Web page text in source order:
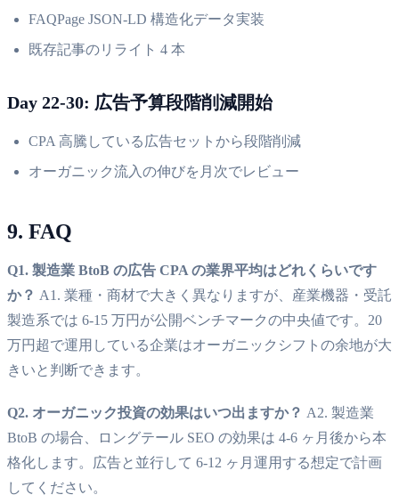
FAQPage JSON-LD 構造化データ実装
既存記事のリライト 4 本
Day 22-30: 広告予算段階削減開始
CPA 高騰している広告セットから段階削減
オーガニック流入の伸びを月次でレビュー
9. FAQ
Q1. 製造業 BtoB の広告 CPA の業界平均はどれくらいです
か？ A1. 業種・商材で大きく異なりますが、産業機器・受託
製造系では 6-15 万円が公開ベンチマークの中央値です。20
万円超で運用している企業はオーガニックシフトの余地が大
きいと判断できます。
Q2. オーガニック投資の効果はいつ出ますか？ A2. 製造業
BtoB の場合、ロングテール SEO の効果は 4-6 ヶ月後から本
格化します。広告と並行して 6-12 ヶ月運用する想定で計画
してください。